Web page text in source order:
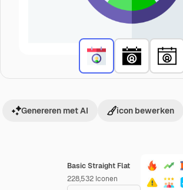
Basic Straight Flat
228,532 Iconen
Genereren met AI icon bewerken